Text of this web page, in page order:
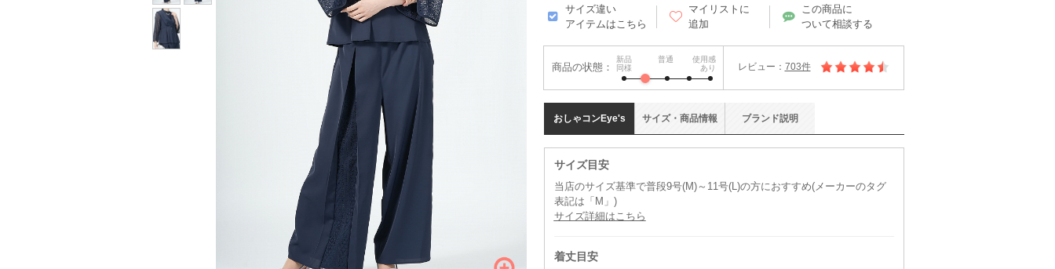
サイズ違い
アイテムはこちら
マイリストに
追加
この商品に
ついて相談する
商品の状態：
新品
同様
普通
使用感
あり
レビュー： 703件
おしゃコンEye's
サイズ目安
当店のサイズ基準で普段9号(M)～11号(L)の方におすすめ(メーカーのタグ
表記は「M」)
サイズ詳細はこちら
着丈目安
サイズ・ 商品情報 ブランド説明